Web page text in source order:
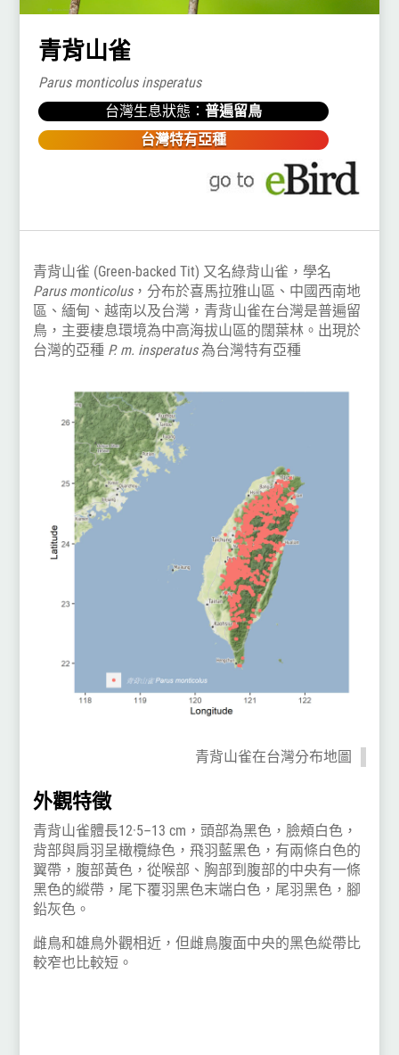
青背山雀
Parus monticolus insperatus
台灣生息狀態： 普遍留鳥
台灣特有亞種
青背山雀 (Green-backed Tit) 又名綠背山雀，學名
Parus monticolus，分布於喜馬拉雅山區、中國西南地
區、緬甸、越南以及台灣，青背山雀在台灣是普遍留
鳥，主要棲息環境為中高海拔山區的闊葉林。出現於
台灣的亞種 P. m. insperatus為台灣特有亞種
青背山雀在台灣分布地圖
外觀特徵
青背山雀體長12·5–13 cm，頭部為黑色，臉頰白色，
背部與肩羽呈橄欖綠色，飛羽藍黑色，有兩條白色的
翼帶，腹部黃色，從喉部、胸部到腹部的中央有一條
黑色的縱帶，尾下覆羽黑色末端白色，尾羽黑色，腳
鉛灰色。
雌鳥和雄鳥外觀相近，但雌鳥腹面中央的黑色緃帶比
較窄也比較短。